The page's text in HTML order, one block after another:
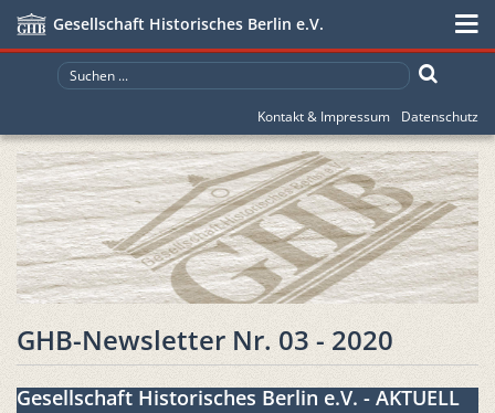
Gesellschaft Historisches Berlin e.V.
Kontakt & Impressum Datenschutz
GHB-Newsletter Nr. 03 - 2020
Gesellschaft Historisches Berlin e.V. - AKTUELL